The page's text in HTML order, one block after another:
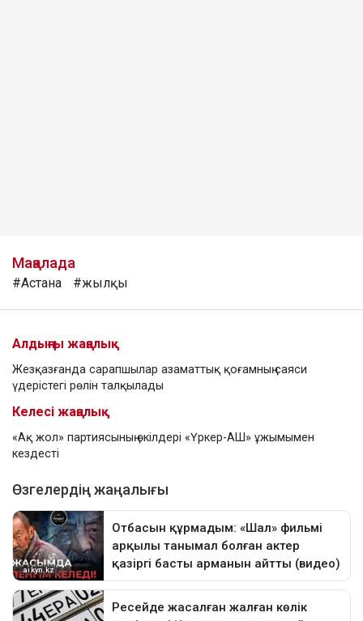
Мақалада
#Астана #жылқы
Алдыңғы жаңалық
Жезқазғанда сарапшылар азаматтық қоғамның саяси
үдерістегі рөлін талқылады
Келесі жаңалық
«Ақ жол» партиясының өкілдері «Үркер-АШ» ұжымымен
кездесті